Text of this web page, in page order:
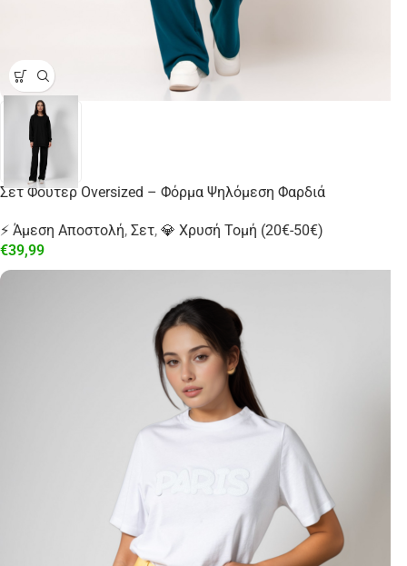
Σετ Φούτερ Oversized – Φόρμα Ψηλόμεση Φαρδιά
⚡ Άμεση Αποστολή, Σετ, 💎 Χρυσή Τομή (20€-50€)
€39,99